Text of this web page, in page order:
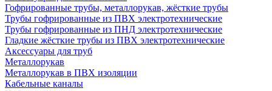
Гофрированные трубы, металлорукав, жёсткие трубы
Трубы гофрированные из ПВХ электротехнические
Трубы гофрированные из ПНД электротехнические
Гладкие жёсткие трубы из ПВХ электротехнические
Аксессуары для труб
Металлорукав
Металлорукав в ПВХ изоляции
Кабельные каналы